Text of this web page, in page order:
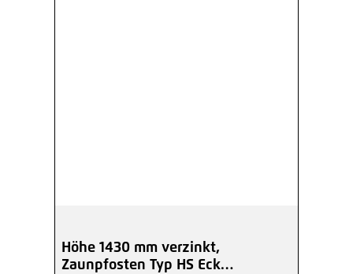
Höhe 1430 mm verzinkt,
Zaunpfosten Typ HS Eck